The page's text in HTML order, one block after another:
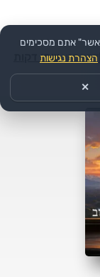
שתי דקות
אתם מסכימים
הצהרת נגישות
✕